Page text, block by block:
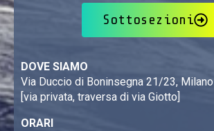
Sottosezioni
DOVE SIAMO
Via Duccio di Boninsegna 21/23, Milano
[via privata, traversa di via Giotto]
ORARI